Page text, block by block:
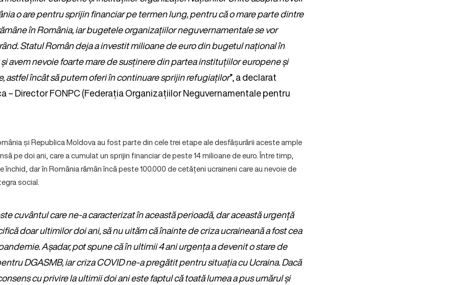
o are pentru sprijin financiar pe termen lung, pentru că o mare parte dintre
în România, iar bugetele organizațiilor neguvernamentale se vor
Statul Român deja a investit milioane de euro din bugetul național în
avem nevoie foarte mare de susținere din partea instituțiilor europene și
astfel încât să putem oferi în continuare sprijin refugiaților”, a declarat
– Director FONPC (Federația Organizațiilor Neguvernamentale pentru
și Republica Moldova au fost parte din cele trei etape ale desfășurării aceste ample
pe doi ani, care a cumulat un sprijin financiar de peste 14 milioane de euro. Între timp,
închid, dar în România rămân încă peste 100.000 de cetățeni ucraineni care au nevoie de
social.
cuvântul care ne-a caracterizat în această perioadă, dar această urgență
doar ultimilor doi ani, să nu uităm că înainte de criza ucraineană a fost cea
Așadar, pot spune că în ultimii 4 ani urgența a devenit o stare de
DGASMB, iar criza COVID ne-a pregătit pentru situația cu Ucraina. Dacă
cu privire la ultimii doi ani este faptul că toată lumea a pus umărul și